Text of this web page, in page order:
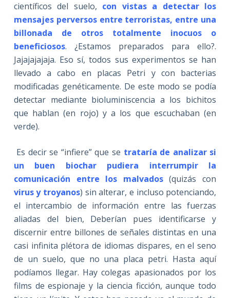
científicos del suelo, con vistas a detectar los
mensajes perversos entre terroristas, entre una
billonada de otros totalmente inocuos o
beneficiosos. ¿Estamos preparados para ello?.
Jajajajajaja. Eso sí, todos sus experimentos se han
llevado a cabo en placas Petri y con bacterias
modificadas genéticamente. De este modo se podía
detectar mediante bioluminiscencia a los bichitos
que hablan (en rojo) y a los que escuchaban (en
verde).
Es decir se “infiere” que se trataría de analizar si
un buen biochar pudiera interrumpir la
comunicación entre los malvados (quizás con
virus y troyanos) sin alterar, e incluso potenciando,
el intercambio de información entre las fuerzas
aliadas del bien, Deberían pues identificarse y
discernir entre billones de señales distintas en una
casi infinita plétora de idiomas dispares, en el seno
de un suelo, que no una placa petri. Hasta aquí
podíamos llegar. Hay colegas apasionados por los
films de espionaje y la ciencia ficción, aunque todo